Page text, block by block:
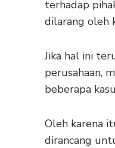
terhadap
dilarang oleh
Jika hal ini
perusahaan,
beberapa
Oleh karena
dirancang